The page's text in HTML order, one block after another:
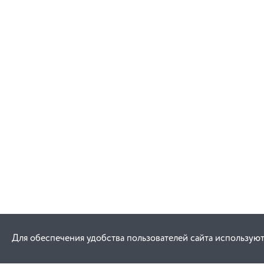
Для обеспечения удобства пользователей сайта